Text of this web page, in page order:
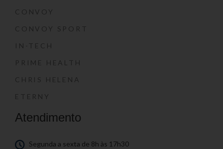
CONVOY
CONVOY SPORT
IN-TECH
PRIME HEALTH
CHRIS HELENA
ETERNY
Atendimento
Segunda a sexta de 8h às 17h30